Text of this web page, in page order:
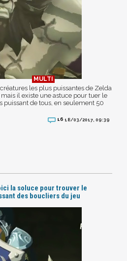
les plus puissantes de Zelda
il existe une astuce pour tuer le
puissant de tous, en seulement 50
16 18/03/2017, 09:39
la soluce pour trouver le
des boucliers du jeu